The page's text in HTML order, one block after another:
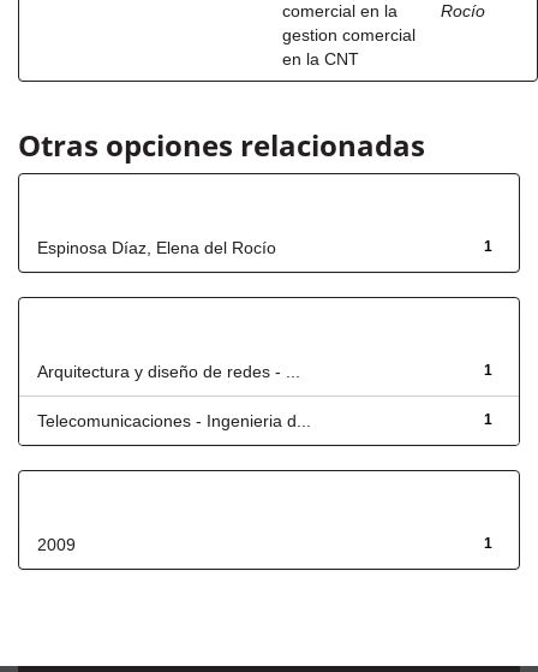
comercial en la
gestion comercial
en la CNT
Rocío
Otras opciones relacionadas
1
Espinosa Díaz, Elena del Rocío
1
Arquitectura y diseño de redes - ...
1
Telecomunicaciones - Ingenieria d...
1
2009